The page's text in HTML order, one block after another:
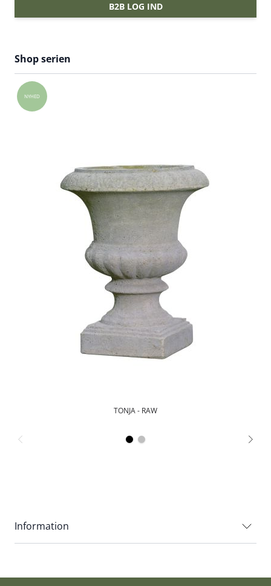
B2B LOG IND
Shop serien
NYHED
TONJA - RAW
Information